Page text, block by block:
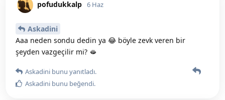
pofudukkalp 6 Haz
Askadini
Aaa neden sondu dedin ya 😂 böyle zevk veren bir
şeyden vazgeçilir mi? 🫦
Askadini bunu yanıtladı.
Askadini bunu beğendi.